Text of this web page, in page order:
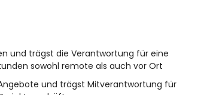
und trägst die Verantwortung für eine
sowohl remote als auch vor Ort
und trägst Mitverantwortung für